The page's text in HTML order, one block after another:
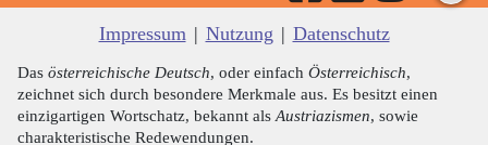
Impressum | Nutzung | Datenschutz
Das österreichische Deutsch, oder einfach Österreichisch,
zeichnet sich durch besondere Merkmale aus. Es besitzt einen
einzigartigen Wortschatz, bekannt als Austriazismen, sowie
charakteristische Redewendungen.